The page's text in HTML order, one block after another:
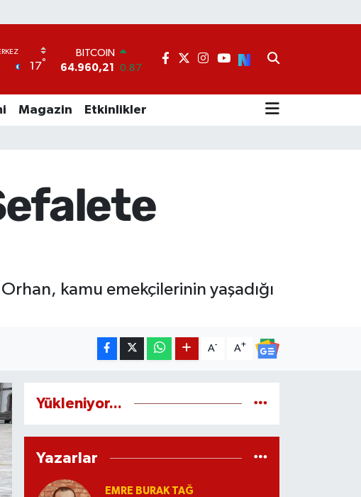
17°
DOLAR
47,7436
0.18
55,2510
0.32
13.779
-14
Magazin Etkinlikler
kamu emekçilerinin yaşadığı
A- A+
Yükleniyor...
Yazarlar
EMRE BURAK TAĞ